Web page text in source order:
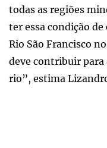
todas as regiões
ter essa condição de
Rio São Francisco
deve contribuir
rio”, estima